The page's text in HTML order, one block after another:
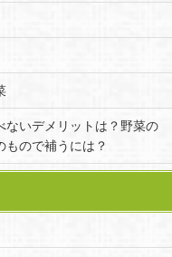
ないデメリットは？野菜の
もので補うには？